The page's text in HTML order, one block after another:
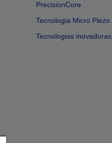
PrecisionCore
Tecnologia Micro Piezo
Tecnologias inovadoras